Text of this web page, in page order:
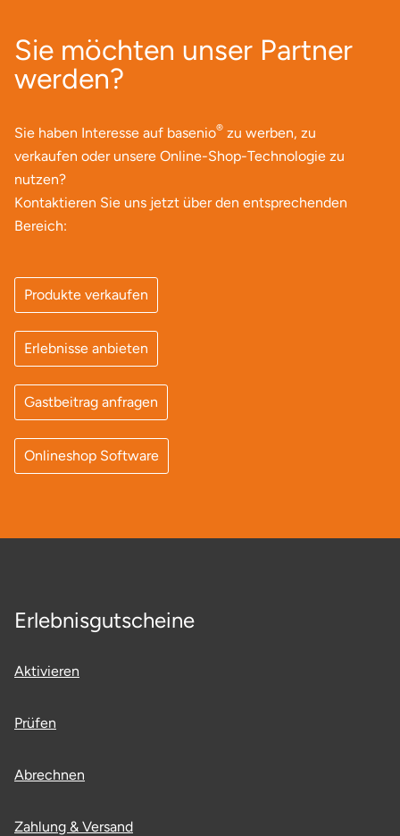
Sie möchten unser Partner
werden?
Sie haben Interesse auf basenio® zu werben, zu
verkaufen oder unsere Online-Shop-Technologie zu
nutzen?
Kontaktieren Sie uns jetzt über den entsprechenden
Bereich:
Produkte verkaufen
Erlebnisse anbieten
Gastbeitrag anfragen
Onlineshop Software
Erlebnisgutscheine
Aktivieren
Prüfen
Abrechnen
Zahlung & Versand
Moers
Märkisch-Oderland
Nagold
Neckarsulm
Nesselwang
Neumünster
Oberhavel
Odenwald